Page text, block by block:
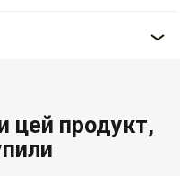
цей продукт,